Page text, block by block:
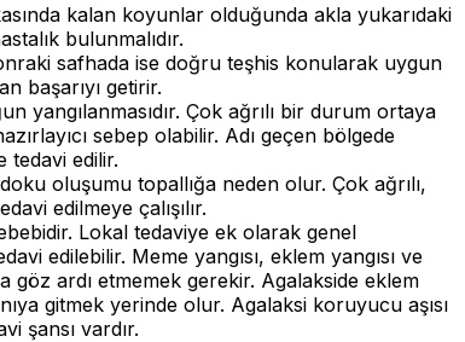
kalan koyunlar olduğunda akla yukarıdaki
bulunmalıdır.
safhada ise doğru teşhis konularak uygun
başarıyı getirir.
yangılanmasıdır. Çok ağrılı bir durum ortaya
sebep olabilir. Adı geçen bölgede
tedavi edilir.
oluşumu topallığa neden olur. Çok ağrılı,
edilmeye çalışılır.
Lokal tedaviye ek olarak genel
edilebilir. Meme yangısı, eklem yangısı ve
göz ardı etmemek gerekir. Agalakside eklem
gitmek yerinde olur. Agalaksi koruyucu aşısı
şansı vardır.